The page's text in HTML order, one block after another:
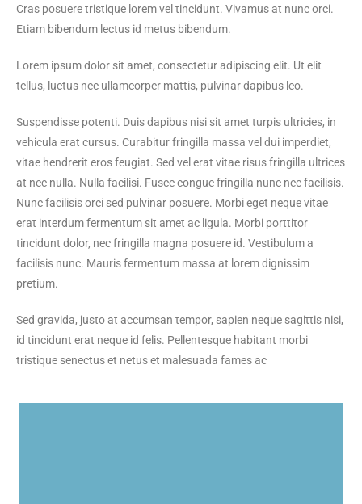
Cras posuere tristique lorem vel tincidunt. Vivamus at nunc orci.
Etiam bibendum lectus id metus bibendum.
Lorem ipsum dolor sit amet, consectetur adipiscing elit. Ut elit
tellus, luctus nec ullamcorper mattis, pulvinar dapibus leo.
Suspendisse potenti. Duis dapibus nisi sit amet turpis ultricies, in
vehicula erat cursus. Curabitur fringilla massa vel dui imperdiet,
vitae hendrerit eros feugiat. Sed vel erat vitae risus fringilla ultrices
at nec nulla. Nulla facilisi. Fusce congue fringilla nunc nec facilisis.
Nunc facilisis orci sed pulvinar posuere. Morbi eget neque vitae
erat interdum fermentum sit amet ac ligula. Morbi porttitor
tincidunt dolor, nec fringilla magna posuere id. Vestibulum a
facilisis nunc. Mauris fermentum massa at lorem dignissim
pretium.
Sed gravida, justo at accumsan tempor, sapien neque sagittis nisi,
id tincidunt erat neque id felis. Pellentesque habitant morbi
tristique senectus et netus et malesuada fames ac